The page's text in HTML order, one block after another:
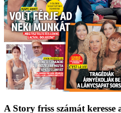
A Story friss számát keresse